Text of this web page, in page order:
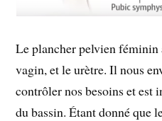
Le plancher pelvien
vagin, et le urètre. Il nous
contrôler nos besoins et est
du bassin. Étant donné que